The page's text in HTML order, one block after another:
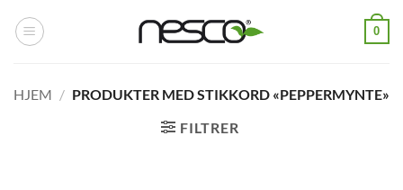
0
HJEM / PRODUKTER MED STIKKORD «PEPPERMYNTE»
FILTRER